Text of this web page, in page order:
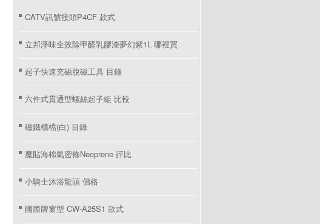
CATV訊號接頭P4CF 款式
立邦淨味全效除甲醛乳膠漆夢幻紫1L 哪裡買
起子快速充磁脫磁工具 目錄
六件式貫通型螺絲起子組 比較
磁鐵櫃檔(白) 目錄
魔貼海棉氣密條Neoprene 評比
小騎士沐浴龍頭 價格
國際牌窗型 CW-A25S1 款式